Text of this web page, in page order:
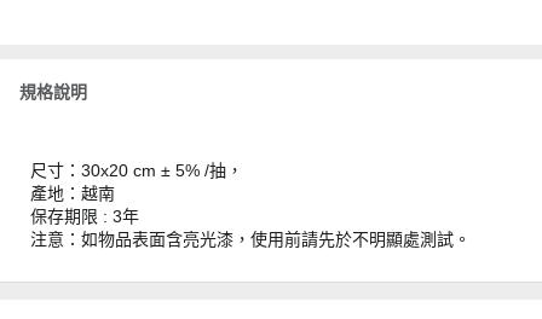
規格說明
尺寸：30x20 cm ± 5% /抽，
產地：越南
保存期限 : 3年
注意：如物品表面含亮光漆，使用前請先於不明顯處測試。